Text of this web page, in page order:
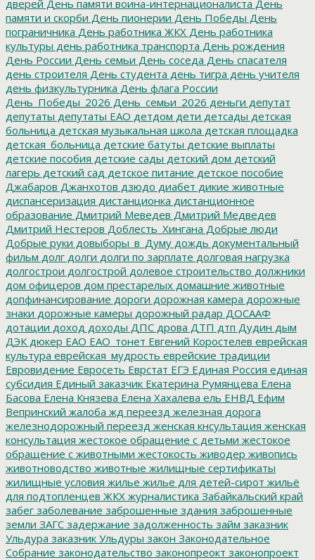
дверей День памяти воина-интернационалиста День
памяти и скорби День пионерии День Победы День
пограничника День работника ЖКХ День работника
культуры день работника транспорта День рождения
День России День семьи День соседа День спасателя
день строителя День студента день тигра день учителя
день физкультурника День флага России
День_Победы_2026 День_семьи_2026 деньги депутат
депутаты депутаты ЕАО детдом дети детсады детская
больница детская музыкальная школа детская площадка
детская_больница детские батуты детские выплаты
детские пособия детские сады детский дом детский
лагерь детский сад детское питание детское пособие
Джабаров Джанхотов дзюдо диабет дикие животные
диспансеризация дистанционка дистанционное
образование Дмитрий Меведев Дмитрий Медведев
Дмитрий Нестеров Доблесть_Хингана Добрые люди
Добрые руки довыборы_в_Думу дождь документальный
фильм долг долги долги по зарплате долговая нагрузка
долгострои долгострой долевое строительство должники
дом офицеров дом престарелых домашние животные
допфинансирование дороги дорожная камера дорожные
знаки дорожные камеры дорожный радар ДОСААФ
дотации доход доходы ДПС дрова ДТП дтп Дудин дым
ДЭК дюкер ЕАО ЕАО_тонет Евгений Коростелев еврейская
культура еврейская_мудрость еврейские традиции
Евровидение Евросеть Еврстат ЕГЭ Единая Россия единая
субсидия Единый заказчик Екатерина Румянцева Елена
Басова Елена Князева Елена Хахалева ель ЕНВД Ефим
Вепринский жалоба жд переезд железная дорога
железнодорожный переезд женская кнсультация женская
консультация жестокое обращение с детьми жестокое
обращение с животными жестокость живодер живопись
животноводство животные жилищные сертификаты
жилищные условия жилье жилье для детей-сирот жильё
для подтопленцев ЖКХ журналистика Забайкальский край
забег заболевание заброшенные здания заброшенные
земли ЗАГС задержание задолженность займ заказник
Ульдура заказник Ульдуры закон Законодательное
Собрание законодательство законопреокт законопроект